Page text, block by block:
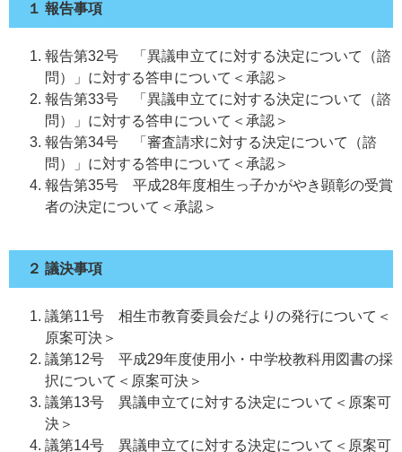
１ 報告事項
報告第32号 「異議申立てに対する決定について（諮
問）」に対する答申について＜承認＞
報告第33号 「異議申立てに対する決定について（諮
問）」に対する答申について＜承認＞
報告第34号 「審査請求に対する決定について（諮
問）」に対する答申について＜承認＞
報告第35号 平成28年度相生っ子かがやき顕彰の受賞
者の決定について＜承認＞
２ 議決事項
議第11号 相生市教育委員会だよりの発行について＜
原案可決＞
議第12号 平成29年度使用小・中学校教科用図書の採
択について＜原案可決＞
議第13号 異議申立てに対する決定について＜原案可
決＞
議第14号 異議申立てに対する決定について＜原案可